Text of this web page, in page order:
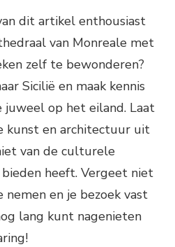
dit artikel enthousiast
van Monreale met
zelf te bewonderen?
Sicilië en maak kennis
op het eiland. Laat
kunst en architectuur uit
van de culturele
heeft. Vergeet niet
nemen en je bezoek vast
lang kunt nagenieten